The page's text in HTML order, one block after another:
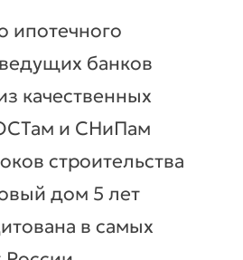
ипотечного
банков
качественных
и СНиПам
строительства
дом 5 лет
в самых